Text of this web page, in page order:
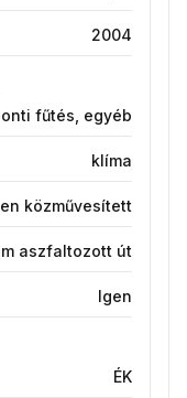
2004
fűtés, egyéb
klíma
közművesített
aszfaltozott út
Igen
ÉK